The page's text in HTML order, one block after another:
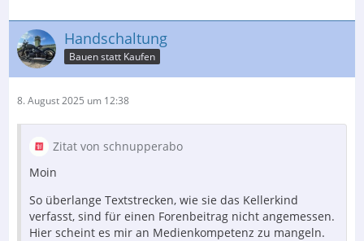
Handschaltung
Bauen statt Kaufen
8. August 2025 um 12:38
Zitat von schnupperabo
Moin
So überlange Textstrecken, wie sie das Kellerkind
verfasst, sind für einen Forenbeitrag nicht angemessen.
Hier scheint es mir an Medienkompetenz zu mangeln.